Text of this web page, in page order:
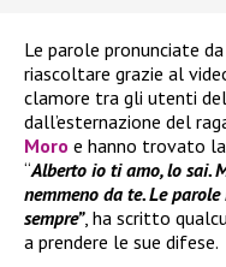
Le parole pronunciate da
riascoltare grazie al
clamore tra gli utenti
dall’esternazione del
Moro e hanno trovato
“Alberto io ti amo, lo sai.
nemmeno da te. Le
sempre”, ha scritto
a prendere le sue difese.